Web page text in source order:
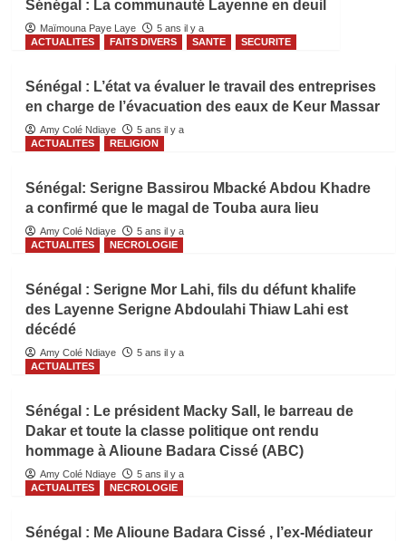
Sénégal : La communauté Layenne en deuil
Maïmouna Paye Laye
5 ans il y a
ACTUALITES
FAITS DIVERS SANTE SECURITE
Sénégal : L’état va évaluer le travail des entreprises
en charge de l’évacuation des eaux de Keur Massar
Amy Colé Ndiaye
5 ans il y a
ACTUALITES
RELIGION
Sénégal: Serigne Bassirou Mbacké Abdou Khadre
a confirmé que le magal de Touba aura lieu
Amy Colé Ndiaye
5 ans il y a
ACTUALITES
NECROLOGIE
Sénégal : Serigne Mor Lahi, fils du défunt khalife
des Layenne Serigne Abdoulahi Thiaw Lahi est
décédé
Amy Colé Ndiaye
5 ans il y a
ACTUALITES
Sénégal : Le président Macky Sall, le barreau de
Dakar et toute la classe politique ont rendu
hommage à Alioune Badara Cissé (ABC)
Amy Colé Ndiaye
5 ans il y a
ACTUALITES
NECROLOGIE
Sénégal : Me Alioune Badara Cissé , l’ex-Médiateur